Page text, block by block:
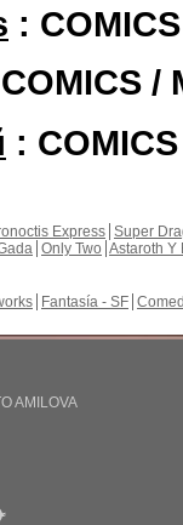
:
/
:
Express Super
Only Two Astaroth Y
Fantasía - SF
AMILOVA